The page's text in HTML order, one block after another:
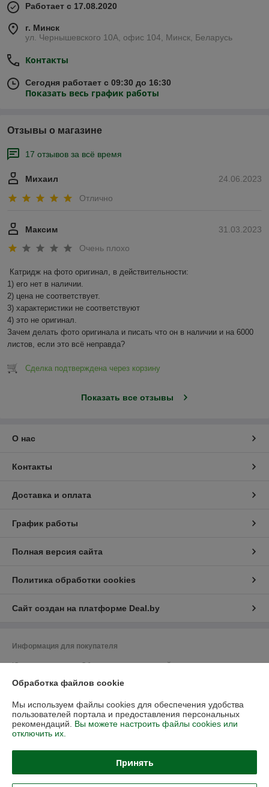
Работает с 17.08.2020
г. Минск
ул. Чернышевского 10А, офис 104, Минск, Беларусь
Контакты
Сегодня работает с 09:30 до 16:30
Показать весь график работы
Отзывы о магазине
17 отзывов за всё время
24.06.2023
Михаил
Отлично
31.03.2023
Максим
Очень плохо
Катридж на фото оригинал, в действительности:
1) его нет в наличии.
2) цена не соответствует.
3) характеристики не соответствуют
4) это не оригинал.
Зачем делать фото оригинала и писать что он в наличии и на 6000
листов, если это всё неправда?
Сделка подтверждена через корзину
Показать все отзывы
О нас
Контакты
Доставка и оплата
График работы
Полная версия сайта
Политика обработки cookies
Сайт создан на платформе Deal.by
Информация для покупателя
Юридическое лицо:Общество с ограниченной ответственностью
г.Минск, ул.Чернышевского 10А, каб.104
Регистрационный номер ЕГР: 193458078
УНП: 193458078
Дата регистрации компании: 20.08.2020
Обработка файлов cookie
Мы используем файлы cookies для обеспечения удобства
пользователей портала и предоставления персональных
рекомендаций. Вы можете настроить файлы cookies или
отключить их.
Принять